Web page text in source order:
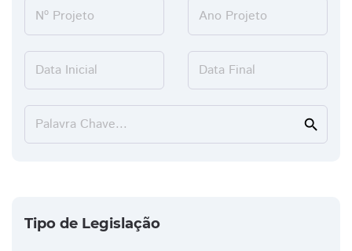
Nº Projeto Ano Projeto
Data Inicial Data Final
Palavra Chave... search
Tipo de Legislação